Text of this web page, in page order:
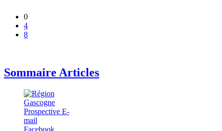
0
4
8
Sommaire Articles